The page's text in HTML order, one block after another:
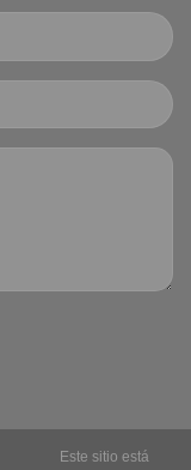
Este sitio está